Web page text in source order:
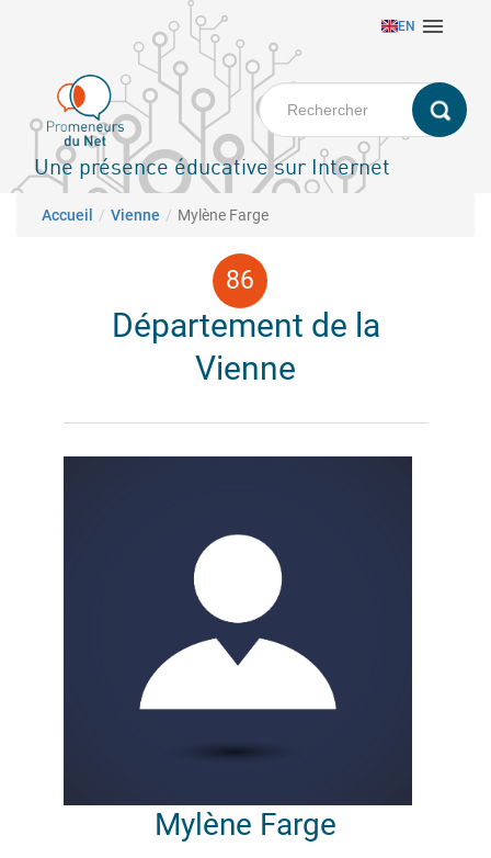
principal
EN 
Une présence éducative sur Internet
Fil d'Ariane
Accueil Vienne Mylène Farge
Département de la
Vienne
Mylène Farge